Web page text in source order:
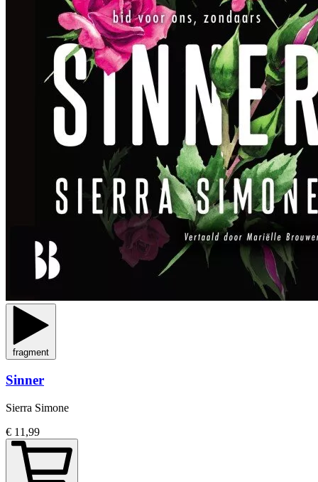
fragment
Sinner
Sierra Simone
€ 11,99